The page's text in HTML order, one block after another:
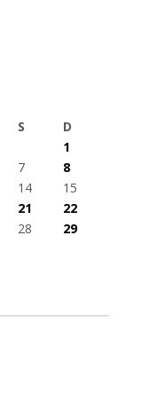
S
D
1
7
8
14
15
21
22
28
29